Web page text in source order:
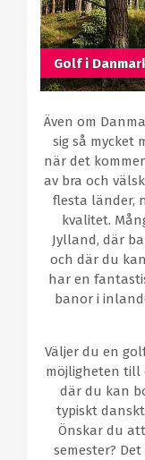
Golf i
Även om
sig så mycket
när det
av bra och
flesta länder,
kvalitet.
Jylland, där
och där du
har en
banor i
Väljer du en
möjligheten till
där du kan
typiskt
Önskar du
semester?